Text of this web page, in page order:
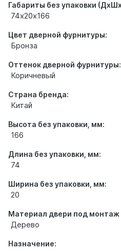
Габариты без упаковки
74х20х166
Цвет дверной фурнитуры:
Бронза
Оттенок дверной фурнитуры:
Коричневый
Страна бренда:
Китай
Высота без упаковки, мм:
166
Длина без упаковки, мм:
74
Ширина без упаковки, мм:
20
Материал двери под монтаж
Дерево
Назначение: